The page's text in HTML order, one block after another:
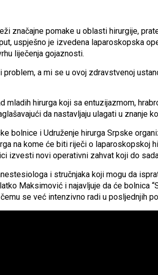
značajne pomake u oblasti hirurgije,
uspješno je izvedena laparoskopska
liječenja gojaznosti.
a mi se u ovoj zdravstvenoj
mladih hirurga koji sa entuzijazmom,
da nastavljaju ulagati u znanje
bolnice i Udruženje hirurga Srpske
na kome će biti riječi o laparoskopskoj
izvesti novi operativni zahvat koji do
i stručnjaka koji mogu da
Maksimović i najavljuje da će bolnica
se već intenzivno radi u posljednjih